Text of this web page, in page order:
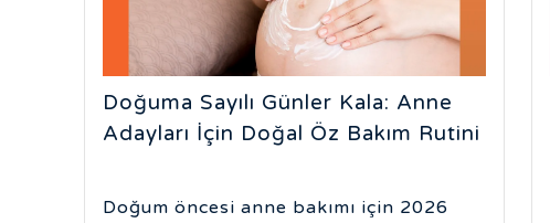
Doğuma Sayılı Günler Kala: Anne
Adayları İçin Doğal Öz Bakım Rutini
Doğum öncesi anne bakımı için 2026